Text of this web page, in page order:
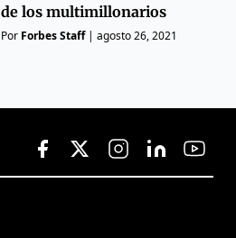
de los multimillonarios
Por Forbes Staff|agosto 26, 2021